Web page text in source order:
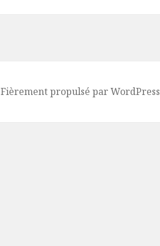
Fièrement propulsé par WordPress